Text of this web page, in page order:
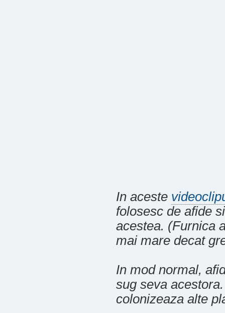
In aceste
folosesc de afide
acestea. (Furnica
mai mare decat
In mod normal,
sug seva
colonizeaza alte